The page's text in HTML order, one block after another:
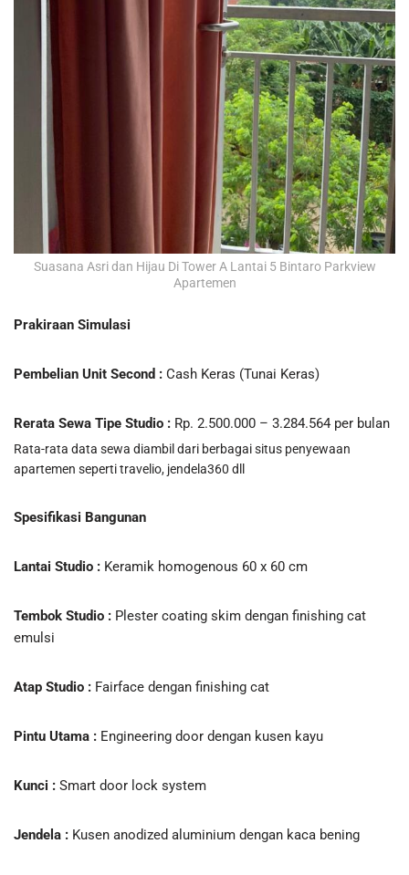
Suasana Asri dan Hijau Di Tower A Lantai 5 Bintaro Parkview
Apartemen
Prakiraan Simulasi
Pembelian Unit Second : Cash Keras (Tunai Keras)
Rerata Sewa Tipe Studio : Rp. 2.500.000 – 3.284.564 per bulan
Rata-rata data sewa diambil dari berbagai situs penyewaan
apartemen seperti travelio, jendela360 dll
Spesifikasi Bangunan
Lantai Studio : Keramik homogenous 60 x 60 cm
Tembok Studio : Plester coating skim dengan finishing cat
emulsi
Atap Studio : Fairface dengan finishing cat
Pintu Utama : Engineering door dengan kusen kayu
Kunci : Smart door lock system
Jendela : Kusen anodized aluminium dengan kaca bening